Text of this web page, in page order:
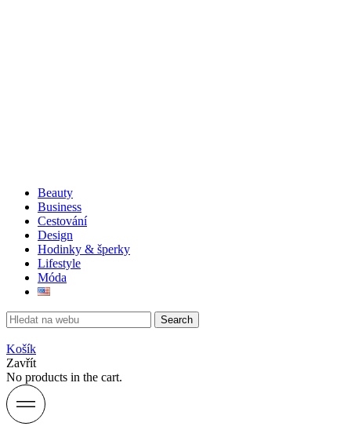
Beauty
Business
Cestování
Design
Hodinky & šperky
Lifestyle
Móda
Search
Košík
Zavřít
No products in the cart.